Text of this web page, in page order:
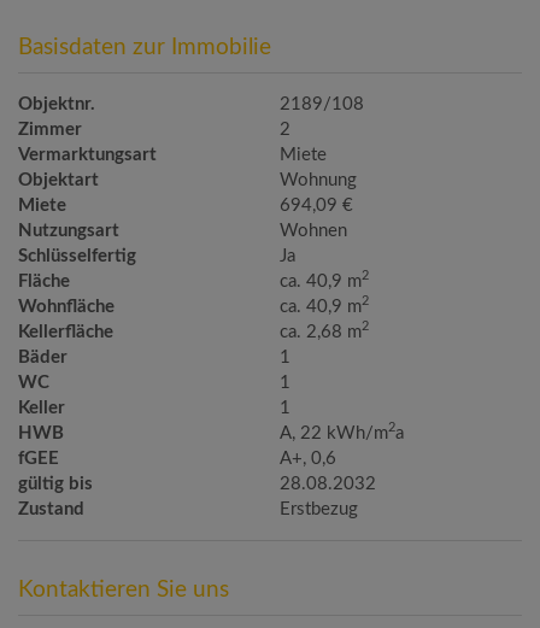
Basisdaten zur Immobilie
Objektnr.
2189/108
Zimmer
2
Vermarktungsart
Miete
Objektart
Wohnung
Miete
694,09 €
Nutzungsart
Wohnen
Schlüsselfertig
Ja
Fläche
ca. 40,9 m2
Wohnfläche ca. 40,9 m2
Kellerfläche ca. 2,68 m2
Bäder
1
WC
1
Keller
1
HWB
A, 22 kWh/m2a
fGEE
A+, 0,6
gültig bis
28.08.2032
Zustand
Erstbezug
Kontaktieren Sie uns